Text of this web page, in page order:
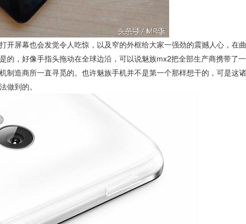
开屏幕也会发觉令人吃惊，以及窄的外框给大家一强劲的震撼人心，在
的，好像手指头拖动在全球边沿，可以说魅族mx2把全部生产商携带了
制造商所一直寻觅的。也许魅族手机并不是第一个那样想干的，可是这
做到的。